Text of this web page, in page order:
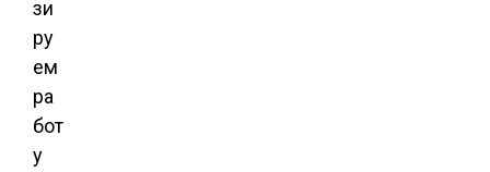
зи
ру
ем
ра
бот
у